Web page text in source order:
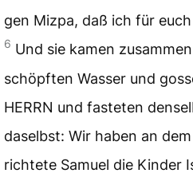
gen Mizpa, daß ich für
6 Und sie kamen
schöpften Wasser und
HERRN und fasteten
daselbst: Wir haben an
richtete Samuel die Kinder